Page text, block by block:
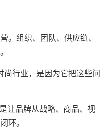
。组织、团队、供应链、
尚行业，是因为它把这些问
让品牌从战略、商品、视
环。